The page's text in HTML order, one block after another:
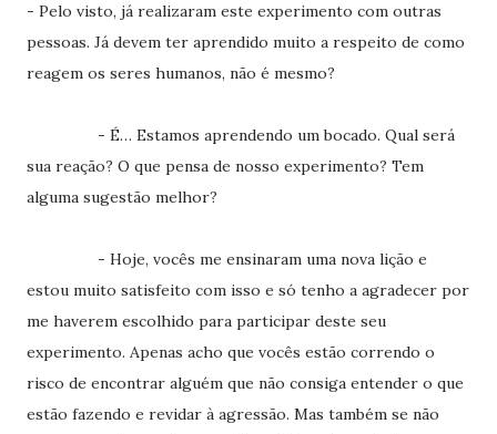
- Pelo visto, já realizaram este experimento com outras
pessoas. Já devem ter aprendido muito a respeito de como
reagem os seres humanos, não é mesmo?
- É… Estamos aprendendo um bocado. Qual será
sua reação? O que pensa de nosso experimento? Tem
alguma sugestão melhor?
- Hoje, vocês me ensinaram uma nova lição e
estou muito satisfeito com isso e só tenho a agradecer por
me haverem escolhido para participar deste seu
experimento. Apenas acho que vocês estão correndo o
risco de encontrar alguém que não consiga entender o que
estão fazendo e revidar à agressão. Mas também se não